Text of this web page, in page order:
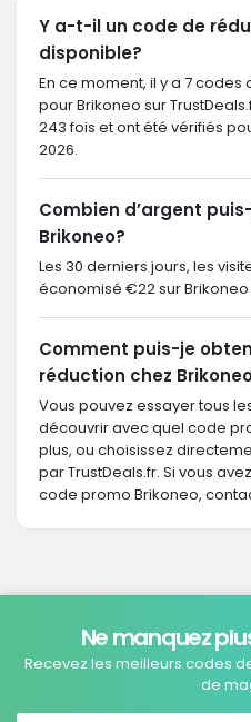
Y a-t-il un code de
disponible?
En ce moment, il y a 7
pour Brikoneo sur
243 fois et ont été vérifiés
2026.
Combien d’argent
Brikoneo?
Les 30 derniers jours, les
économisé €22 sur
Comment puis-je
réduction chez
Vous pouvez essayer tous
découvrir avec quel code
plus, ou choisissez
par TrustDeals.fr. Si vous
code promo Brikoneo,
Ne manquez
Recevez les meilleurs codes
de